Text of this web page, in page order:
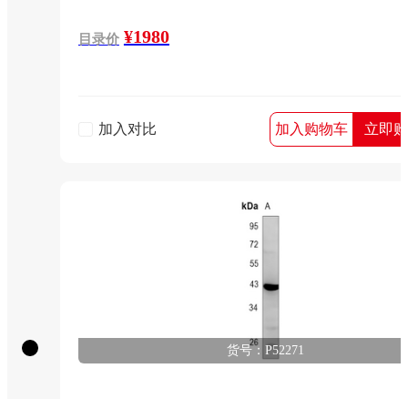
目录价 ¥1980
加入对比 加入购物车 立即
货号：P52271